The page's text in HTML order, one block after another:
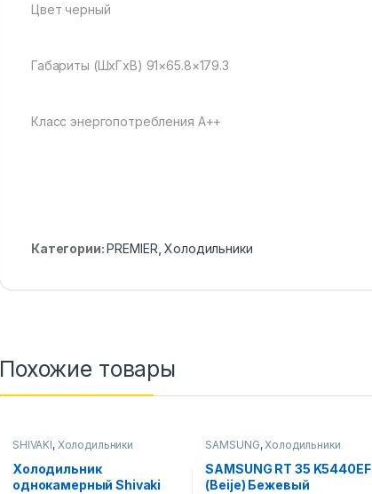
Цвет черный
Габариты (ШxГxВ) 91×65.8×179.3
Класс энергопотребления A++
Категории:PREMIER ,Холодильники
Похожие товары
SHIVAKI, Холодильники
Холодильник
однокамерный Shivaki
SAMSUNG, Холодильники
SAMSUNG RT 35 K5440EF
(Beije) Бежевый